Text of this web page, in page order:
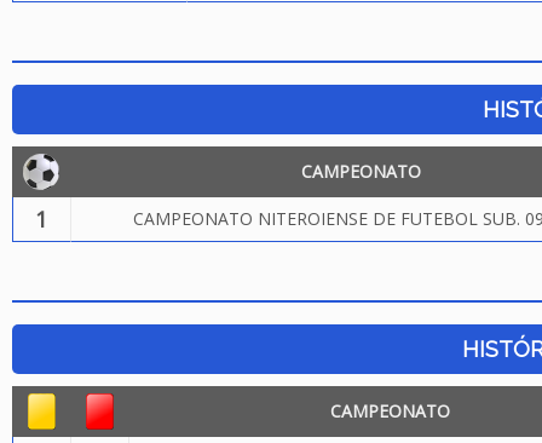
CAMPEONATO
1 CAMPEONATO NITEROIENSE DE FUTEBOL SUB.
CAMPEONATO